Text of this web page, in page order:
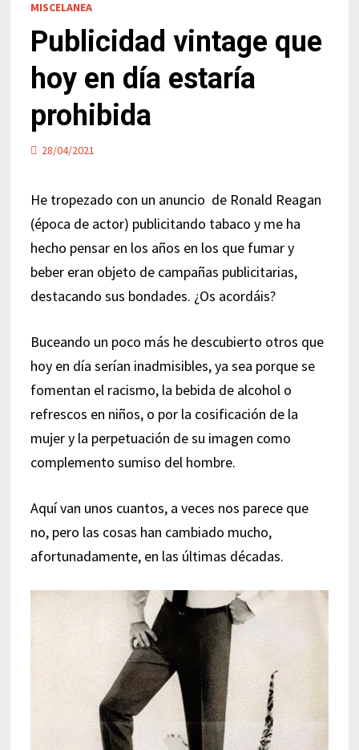
MISCELANEA
Publicidad vintage que
hoy en día estaría
prohibida
28/04/2021
He tropezado con un anuncio de Ronald Reagan
(época de actor) publicitando tabaco y me ha
hecho pensar en los años en los que fumar y
beber eran objeto de campañas publicitarias,
destacando sus bondades. ¿Os acordáis?
Buceando un poco más he descubierto otros que
hoy en día serían inadmisibles, ya sea porque se
fomentan el racismo, la bebida de alcohol o
refrescos en niños, o por la cosificación de la
mujer y la perpetuación de su imagen como
complemento sumiso del hombre.
Aquí van unos cuantos, a veces nos parece que
no, pero las cosas han cambiado mucho,
afortunadamente, en las últimas décadas.